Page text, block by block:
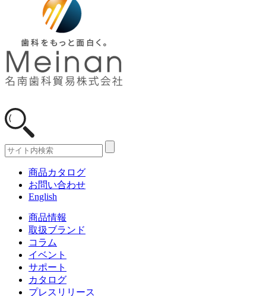
商品カタログ
お問い合わせ
English
商品情報
取扱ブランド
コラム
イベント
サポート
カタログ
プレスリリース